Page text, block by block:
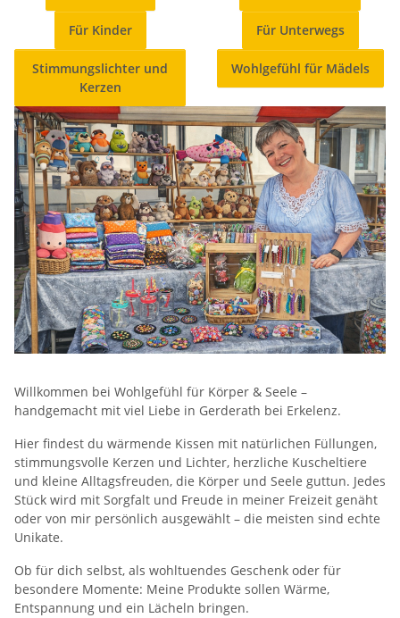
Für Kinder Für Unterwegs
Stimmungslichter und
Kerzen
Wohlgefühl für Mädels
Willkommen bei Wohlgefühl für Körper & Seele –
handgemacht mit viel Liebe in Gerderath bei Erkelenz.
Hier findest du wärmende Kissen mit natürlichen Füllungen,
stimmungsvolle Kerzen und Lichter, herzliche Kuscheltiere
und kleine Alltagsfreuden, die Körper und Seele guttun. Jedes
Stück wird mit Sorgfalt und Freude in meiner Freizeit genäht
oder von mir persönlich ausgewählt – die meisten sind echte
Unikate.
Ob für dich selbst, als wohltuendes Geschenk oder für
besondere Momente: Meine Produkte sollen Wärme,
Entspannung und ein Lächeln bringen.